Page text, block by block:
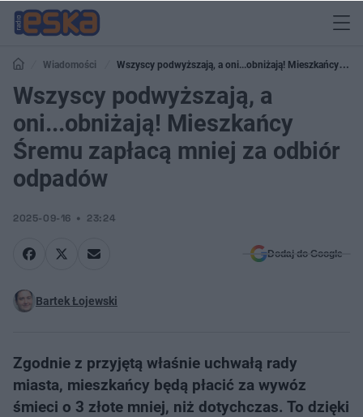
Wiadomości
Wszyscy podwyższają, a oni...obniżają! Mieszkańcy
Śremu zapłacą mniej za odbiór odpadów
Wszyscy podwyższają, a
oni...obniżają! Mieszkańcy
Śremu zapłacą mniej za odbiór
odpadów
2025-09-16 23:24
Dodaj do Google
Bartek Łojewski
Zgodnie z przyjętą właśnie uchwałą rady
miasta, mieszkańcy będą płacić za wywóz
śmieci o 3 złote mniej, niż dotychczas. To dzięki